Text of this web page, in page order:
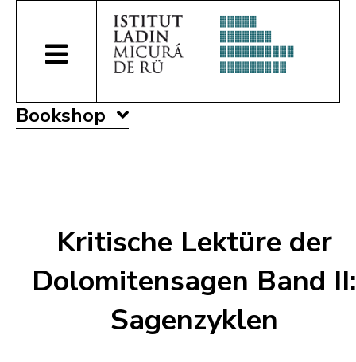
Bookshop
Kritische Lektüre der
Dolomitensagen Band II:
Sagenzyklen